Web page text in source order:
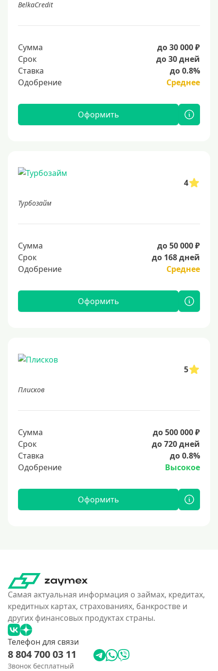
BelkaCredit
Сумма
до 30 000 ₽
Срок
до 30 дней
Ставка
до 0.8%
Одобрение
Среднее
Оформить
4
Турбозайм
Сумма
до 50 000 ₽
Срок
до 168 дней
Одобрение
Среднее
Оформить
5
Плисков
Сумма
до 500 000 ₽
Срок
до 720 дней
Ставка
до 0.8%
Одобрение
Высокое
Оформить
Самая актуальная информация о займах, кредитах,
кредитных картах, страхованиях, банкростве и
других финансовых продуктах страны.
Телефон для связи
8 804 700 03 11
Звонок бесплатный